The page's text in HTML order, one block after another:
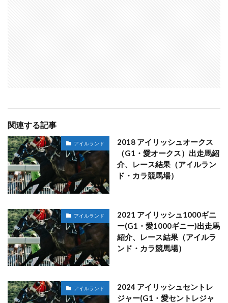
関連する記事
アイルランド
2018 アイリッシュオークス
（G1・愛オークス）出走馬紹
介、レース結果（アイルラン
ド・カラ競馬場）
アイルランド
2021 アイリッシュ1000ギニ
ー(G1・愛1000ギニー)出走馬
紹介、レース結果（アイルラ
ンド・カラ競馬場）
アイルランド
2024 アイリッシュセントレ
ジャー(G1・愛セントレジャ